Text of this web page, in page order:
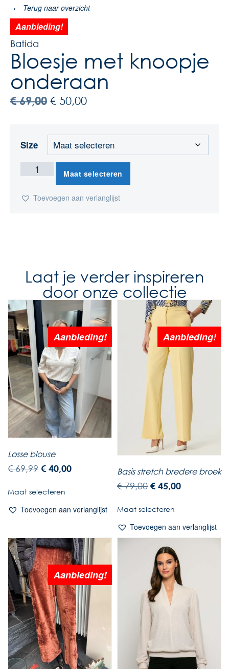
‹ Terug naar overzicht
Aanbieding!
Batida
Bloesje met knoopje
onderaan
€69,00 € 50,00
Size
Maat selecteren
Toevoegen aan verlanglijst
Laat je verder inspireren
door onze collectie
Aanbieding!
Losse blouse
€69,99 € 40,00
Maat selecteren
Toevoegen aan verlanglijst
Aanbieding!
Basis stretch bredere broek
€79,00 € 45,00
Maat selecteren
Toevoegen aan verlanglijst
Aanbieding!